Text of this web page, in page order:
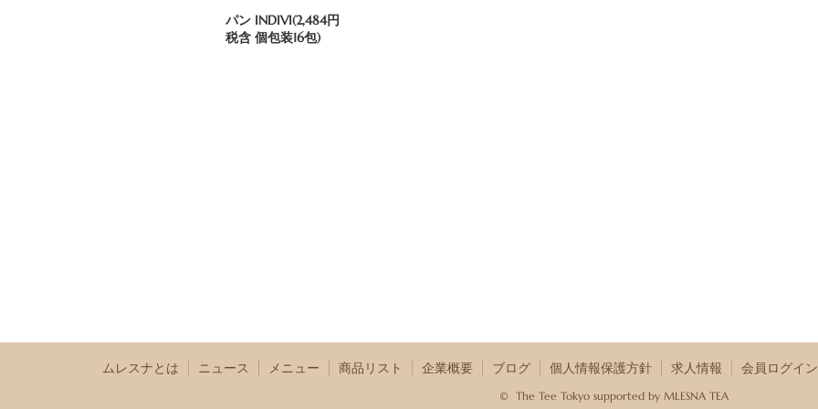
パン INDIVI(2,484円
税含 個包装16包)
ムレスナとは ニュース メニュー 商品リスト 企業概要 ブログ 個人情報保護方針 求人情報 会員ログイン
© The Tee Tokyo supported by MLESNA TEA